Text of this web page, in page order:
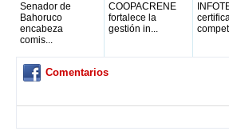
Senador de
Bahoruco
encabeza
comis...
COOPACRENE
fortalece la
gestión in...
Comentarios